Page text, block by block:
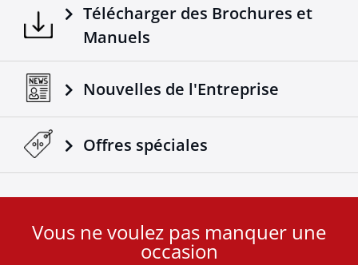
Télécharger des Brochures et
Manuels
Nouvelles de l'Entreprise
Offres spéciales
UserVous ne voulez pas manquer une
occasion